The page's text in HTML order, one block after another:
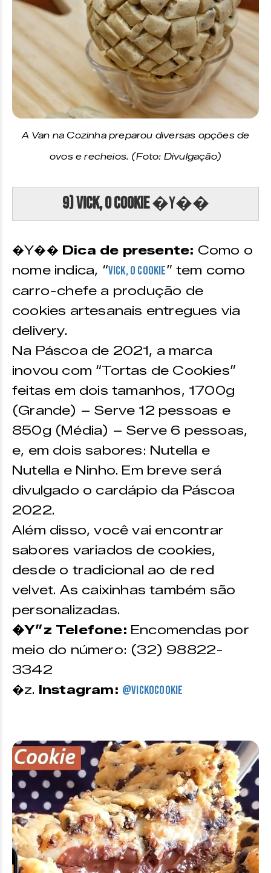
A Van na Cozinha preparou diversas opções de
ovos e recheios. (Foto: Divulgação)
9) Vick, O Cookie�Y��
�Y�� Dica de presente: Como o
nome indica, “Vick, O Cookie” tem como
carro-chefe a produção de
cookies artesanais entregues via
delivery.
Na Páscoa de 2021, a marca
inovou com “Tortas de Cookies”
feitas em dois tamanhos, 1700g
(Grande) – Serve 12 pessoas e
850g (Média) – Serve 6 pessoas,
e, em dois sabores: Nutella e
Nutella e Ninho. Em breve será
divulgado o cardápio da Páscoa
2022.
Além disso, você vai encontrar
sabores variados de cookies,
desde o tradicional ao de red
velvet. As caixinhas também são
personalizadas.
�Y”z Telefone: Encomendas por
meio do número: (32) 98822-
3342
�z. Instagram: @vickocookie